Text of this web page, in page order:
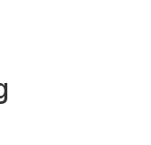
ください。